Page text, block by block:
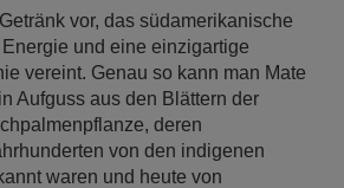
vor, das südamerikanische
und eine einzigartige
vereint. Genau so kann man Mate
Aufguss aus den Blättern der
deren
von den indigenen
waren und heute von